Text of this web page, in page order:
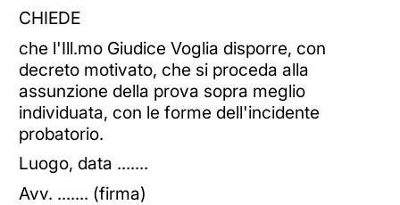
CHIEDE
che l'Ill.mo Giudice Voglia disporre, con
decreto motivato, che si proceda alla
assunzione della prova sopra meglio
individuata, con le forme dell'incidente
probatorio.
Luogo, data .......
Avv. ....... (firma)